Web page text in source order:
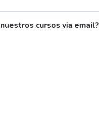
cursos via email?